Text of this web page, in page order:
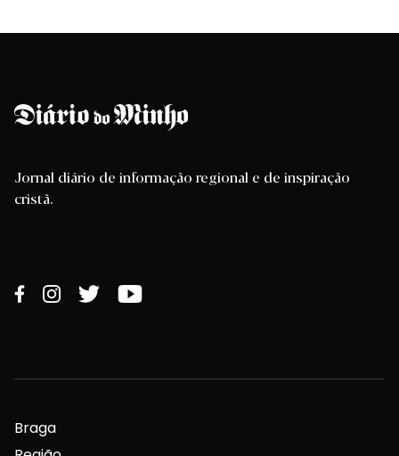
Jornal diário de informação regional e de inspiração
cristã.
Braga